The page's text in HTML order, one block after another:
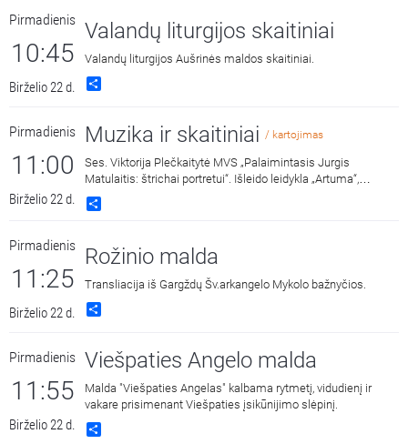
Pirmadienis
10:45
Birželio 22 d.
Valandų liturgijos skaitiniai
Valandų liturgijos Aušrinės maldos skaitiniai.
Pirmadienis
11:00
Birželio 22 d.
Muzika ir skaitiniai / kartojimas
Ses. Viktorija Plečkaitytė MVS „Palaimintasis Jurgis
Matulaitis: štrichai portretui“. Išleido leidykla „Artuma“,
2022 m. Skaito aktorė Aldona Bendoriūtė.
Pirmadienis
11:25
Birželio 22 d.
Rožinio malda
Transliacija iš Gargždų Šv.arkangelo Mykolo bažnyčios.
Pirmadienis
11:55
Birželio 22 d.
Viešpaties Angelo malda
Malda "Viešpaties Angelas" kalbama rytmetį, vidudienį ir
vakare prisimenant Viešpaties įsikūnijimo slėpinį.